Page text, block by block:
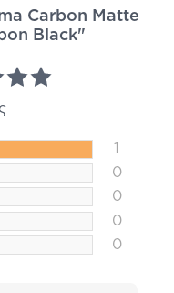
Carbon Matte
Black"
1
0
0
0
0